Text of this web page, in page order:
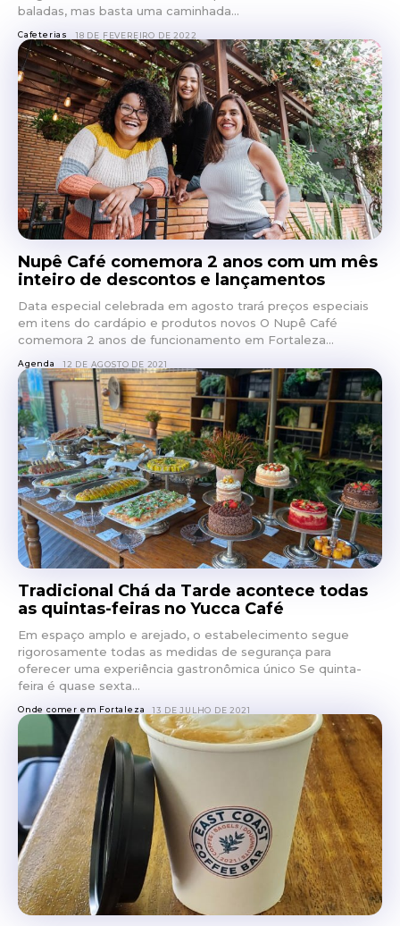
baladas, mas basta uma caminhada...
Cafeterias 18 DE FEVEREIRO DE 2022
Nupê Café comemora 2 anos com um mês
inteiro de descontos e lançamentos
Data especial celebrada em agosto trará preços especiais
em itens do cardápio e produtos novos O Nupê Café
comemora 2 anos de funcionamento em Fortaleza...
Agenda 12 DE AGOSTO DE 2021
Tradicional Chá da Tarde acontece todas
as quintas-feiras no Yucca Café
Em espaço amplo e arejado, o estabelecimento segue
rigorosamente todas as medidas de segurança para
oferecer uma experiência gastronômica único Se quinta-
feira é quase sexta...
Onde comer em Fortaleza 13 DE JULHO DE 2021